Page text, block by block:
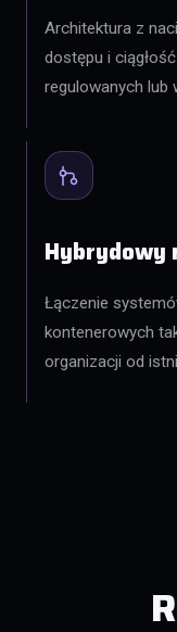
Architektura z
dostępu i
regulowanych lub
Hybrydowy
Łączenie
kontenerowych
organizacji od